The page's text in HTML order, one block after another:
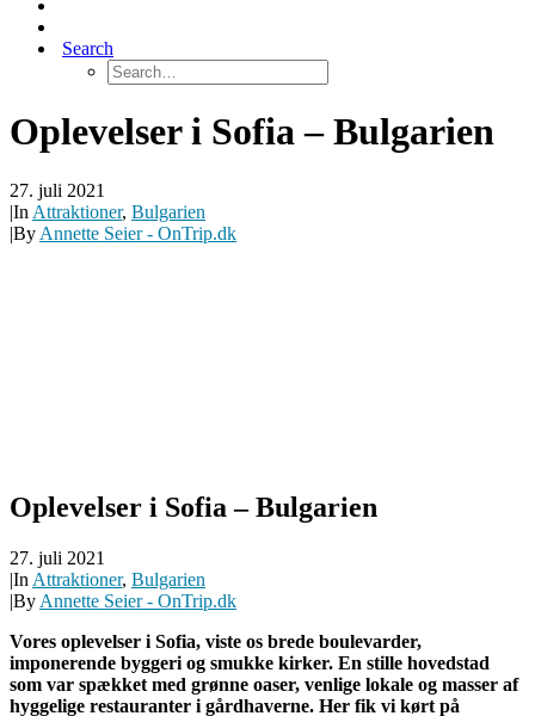
Search
Oplevelser i Sofia – Bulgarien
27. juli 2021
|In Attraktioner, Bulgarien
|By Annette Seier - OnTrip.dk
Oplevelser i Sofia – Bulgarien
27. juli 2021
|In Attraktioner, Bulgarien
|By Annette Seier - OnTrip.dk
Vores oplevelser i Sofia, viste os brede boulevarder,
imponerende byggeri og smukke kirker. En stille hovedstad
som var spækket med grønne oaser, venlige lokale og masser af
hyggelige restauranter i gårdhaverne. Her fik vi kørt på